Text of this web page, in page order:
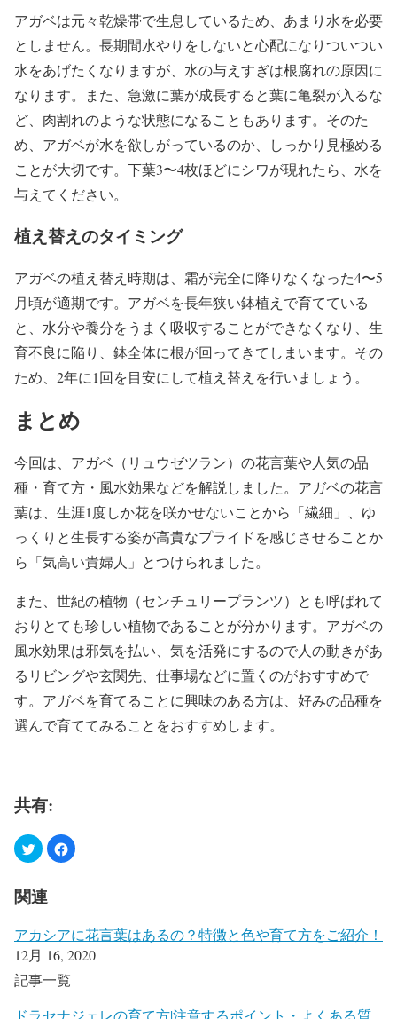
アガベは元々乾燥帯で生息しているため、あまり水を必要
としません。長期間水やりをしないと心配になりついつい
水をあげたくなりますが、水の与えすぎは根腐れの原因に
なります。また、急激に葉が成長すると葉に亀裂が入るな
ど、肉割れのような状態になることもあります。そのた
め、アガベが水を欲しがっているのか、しっかり見極める
ことが大切です。下葉3〜4枚ほどにシワが現れたら、水を
与えてください。
植え替えのタイミング
アガベの植え替え時期は、霜が完全に降りなくなった4〜5
月頃が適期です。アガベを長年狭い鉢植えで育てている
と、水分や養分をうまく吸収することができなくなり、生
育不良に陥り、鉢全体に根が回ってきてしまいます。その
ため、2年に1回を目安にして植え替えを行いましょう。
まとめ
今回は、アガベ（リュウゼツラン）の花言葉や人気の品
種・育て方・風水効果などを解説しました。アガベの花言
葉は、生涯1度しか花を咲かせないことから「繊細」、ゆ
っくりと生長する姿が高貴なプライドを感じさせることか
ら「気高い貴婦人」とつけられました。
また、世紀の植物（センチュリープランツ）とも呼ばれて
おりとても珍しい植物であることが分かります。アガベの
風水効果は邪気を払い、気を活発にするので人の動きがあ
るリビングや玄関先、仕事場などに置くのがおすすめで
す。アガベを育てることに興味のある方は、好みの品種を
選んで育ててみることをおすすめします。
共有:
関連
アカシアに花言葉はあるの？特徴と色や育て方をご紹介！
12月 16, 2020
記事一覧
ドラセナジェレの育て方|注意するポイント・よくある質